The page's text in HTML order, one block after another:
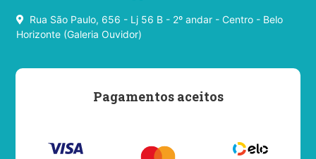
Rua São Paulo, 656 - Lj 56 B - 2º andar - Centro - Belo
Horizonte (Galeria Ouvidor)
Pagamentos aceitos